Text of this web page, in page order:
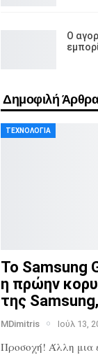
Ο
Δημοφιλή
ΤΕΧΝΟΛΟΓΊΑ
Το Samsung
η πρώην
της
MDimitris Ιούλ 13,
Προσοχή! Άλλη μια